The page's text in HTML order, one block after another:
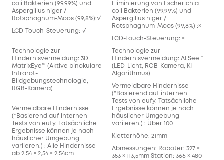
coli Bakterien (99,99%) und
Aspergillus niger /
Rotsphagnum-Moos (99,8%):√
LCD-Touch-Steuerung: √
Technologie zur
Hindernisvermeidung: 3D
MatrixEye™️ (Aktive binokulare
Infrarot-
Bildgebungstechnologie,
RGB-Kamera)
Vermeidbare Hindernisse
(*Basierend auf internen
Tests von eufy. Tatsächliche
Ergebnisse können je nach
häuslicher Umgebung
variieren.) : Alle Hindernisse
ab 2,54 × 2,54 × 2,54cm
Eliminierung von Escherichia
coli Bakterien (99,99%) und
Aspergillus niger /
Rotsphagnum-Moos (99,8%) :×
LCD-Touch-Steuerung: ×
Technologie zur
Hindernisvermeidung: AI.See™️
(LED-Licht, RGB-Kamera, KI-
Algorithmus)
Vermeidbare Hindernisse
(*Basierend auf internen
Tests von eufy. Tatsächliche
Ergebnisse können je nach
häuslicher Umgebung
variieren.) : Über 100
Kletterhöhe: 21mm
Abmessungen: Roboter: 327 ×
353 × 113,5mm Station: 366 × 480